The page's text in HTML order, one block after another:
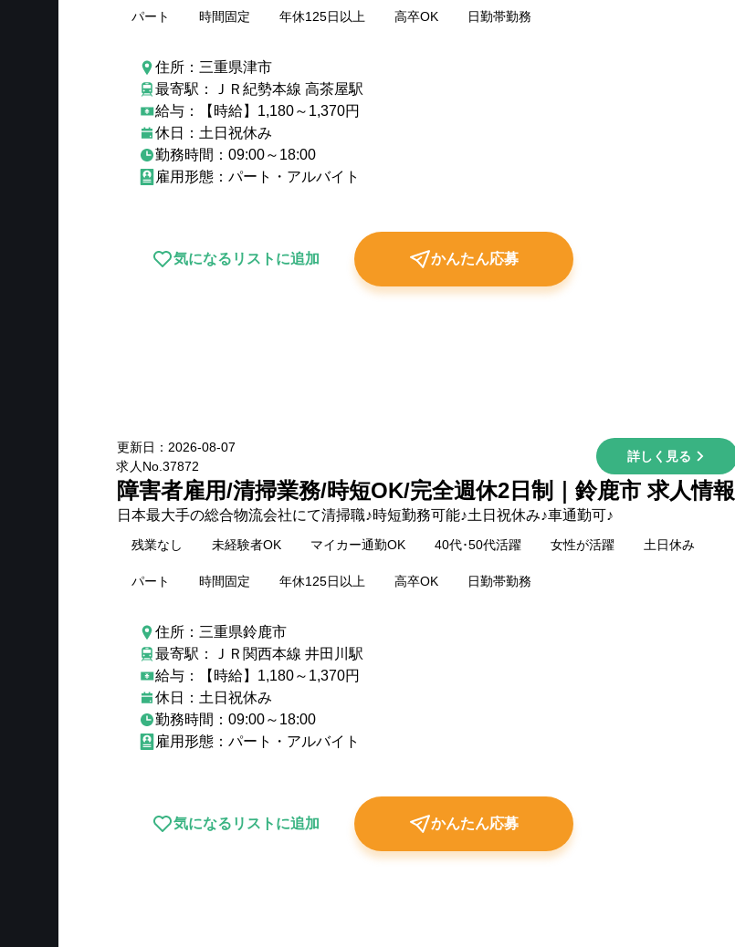
パート 時間固定 年休125日以上 高卒OK 日勤帯勤務
住所：三重県津市
最寄駅：ＪＲ紀勢本線 高茶屋駅
給与：【時給】1,180～1,370円
休日：土日祝休み
勤務時間：09:00～18:00
雇用形態：パート・アルバイト
気になるリストに追加 かんたん応募
更新日： 2026-08-07
求人No. 37872
詳しく見る
障害者雇用/清掃業務/時短OK/完全週休2日制｜鈴鹿市 求人情報
日本最大手の総合物流会社にて清掃職♪時短勤務可能♪土日祝休み♪車通勤可♪
残業なし 未経験者OK マイカー通勤OK 40代･50代活躍 女性が活躍 土日休み
パート 時間固定 年休125日以上 高卒OK 日勤帯勤務
住所：三重県鈴鹿市
最寄駅：ＪＲ関西本線 井田川駅
給与：【時給】1,180～1,370円
休日：土日祝休み
勤務時間：09:00～18:00
雇用形態：パート・アルバイト
気になるリストに追加 かんたん応募